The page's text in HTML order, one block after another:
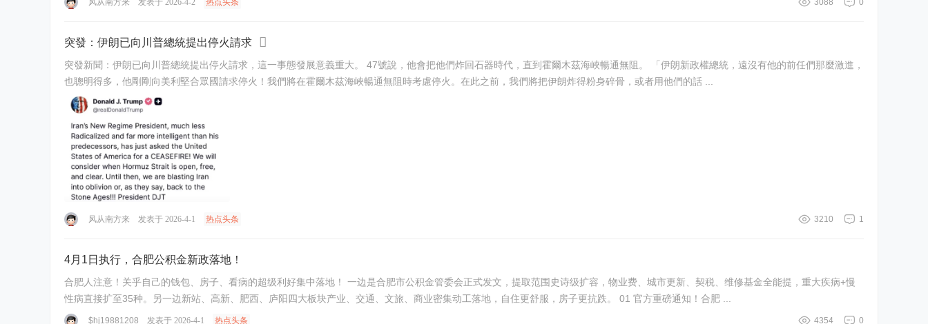
0
3088
风从南方来 发表于 2026-4-2 热点头条
突發：伊朗已向川普總統提出停火請求
突發新聞：伊朗已向川普總統提出停火請求，這一事態發展意義重大。 47號說，他會把他們炸回石器時代，直到霍爾木茲海峽暢通無阻。 「伊朗新政權總統，遠沒有他的前任們那麼激進，
也聰明得多，他剛剛向美利堅合眾國請求停火！我們將在霍爾木茲海峽暢通無阻時考慮停火。在此之前，我們將把伊朗炸得粉身碎骨，或者用他們的話 ...
1
3210
风从南方来 发表于 2026-4-1 热点头条
4月1日执行，合肥公积金新政落地！
合肥人注意！关乎自己的钱包、房子、看病的超级利好集中落地！ 一边是合肥市公积金管委会正式发文，提取范围史诗级扩容，物业费、城市更新、契税、维修基金全能提，重大疾病+慢
性病直接扩至35种。另一边新站、高新、肥西、庐阳四大板块产业、交通、文旅、商业密集动工落地，自住更舒服，房子更抗跌。 01 官方重磅通知！合肥 ...
0
4354
$hj19881208 发表于 2026-4-1 热点头条